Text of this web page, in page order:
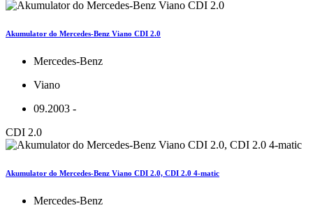
Akumulator do Mercedes-Benz Viano CDI 2.0
Mercedes-Benz
Viano
09.2003 -
CDI 2.0
Akumulator do Mercedes-Benz Viano CDI 2.0, CDI 2.0 4-matic
Mercedes-Benz